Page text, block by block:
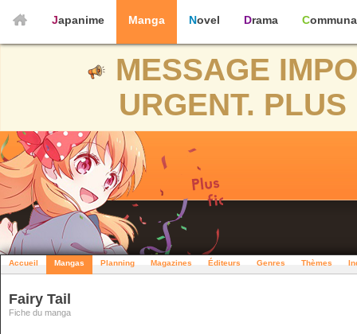
Japanime Manga Novel Drama
MESSAGE
URGENT.
Accueil Mangas Planning Magazines Éditeurs Genres Thèmes
Fairy Tail
Fiche du manga